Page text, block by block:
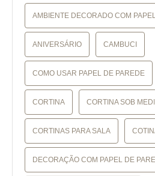
AMBIENTE DECORADO COM
ANIVERSÁRIO CAMBUCI
COMO USAR PAPEL DE PAREDE
CORTINA CORTINA SOB
CORTINAS PARA SALA
DECORAÇÃO COM PAPEL DE